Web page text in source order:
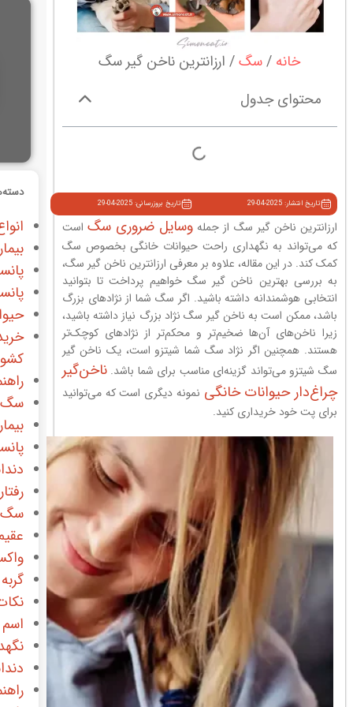
خانه سگ
ارزانترین ناخن گیر سگ
محتوای جدول
تاریخ انتشار: 2025-04-29 تاریخ بروزرسانی: 2025-04-29
ارزانترین ناخن گیر سگ از جمله وسایل ضروری سگ است
که می‌تواند به نگهداری راحت حیوانات خانگی بخصوص سگ
کمک کند. در این مقاله، علاوه بر معرفی ارزانترین ناخن گیر سگ،
به بررسی بهترین ناخن گیر سگ خواهیم پرداخت تا بتوانید
انتخابی هوشمندانه داشته باشید. اگر سگ شما از نژادهای بزرگ
باشد، ممکن است به ناخن گیر سگ نژاد بزرگ نیاز داشته باشید،
زیرا ناخن‌های آن‌ها ضخیم‌تر و محکم‌تر از نژادهای کوچک‌تر
هستند. همچنین اگر نژاد سگ شما شیتزو است، یک ناخن گیر
سگ شیتزو می‌تواند گزینه‌ای مناسب برای شما باشد.ناخن‌گیر
چراغ‌دار حیوانات خانگی نمونه دیگری است که می‌توانید
برای پت خود خریداری کنید.
سگ
اسم